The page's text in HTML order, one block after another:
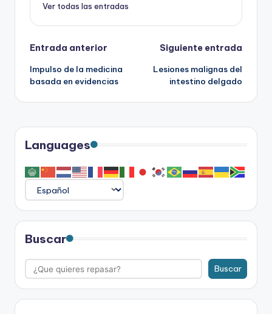
Ver todas las entradas
Navegación
de
entradas
Entrada anterior
Impulso de la medicina
basada en evidencias
Siguiente entrada
Lesiones malignas del
intestino delgado
Languages
Buscar
Buscar